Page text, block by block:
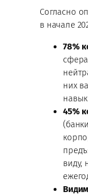
Согласно
в начале
78%
них
45%
виду,